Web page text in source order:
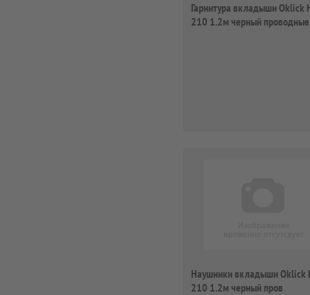
Гарнитура вкладыши Oklick
210 1.2м черный проводные
Наушники вкладыши Oklick
210 1.2м черный пров